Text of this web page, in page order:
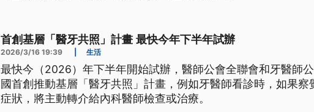
首創基層「醫牙共照」計畫 最快今年下半年試辦
2026/3/16 19:39 生活
最快今（2026）年下半年開始試辦，醫師公會全聯會和牙醫師
國首創推動基層「醫牙共照」計畫，例如牙醫師看診時，如果察
症狀，將主動轉介給內科醫師檢查或治療。